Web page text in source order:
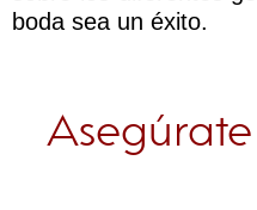
boda sea un éxito.